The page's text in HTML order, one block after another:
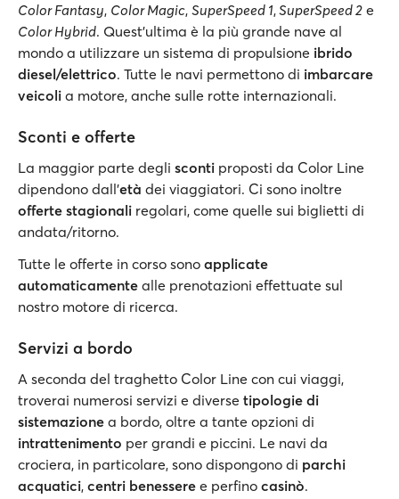
Color Fantasy, Color Magic, SuperSpeed 1,SuperSpeed 2 e
Color Hybrid. Quest'ultima è la più grande nave al
mondo a utilizzare un sistema di propulsione ibrido
diesel/elettrico. Tutte le navi permettono di imbarcare
veicoli a motore, anche sulle rotte internazionali.
Sconti e offerte
La maggior parte degli sconti proposti da Color Line
dipendono dall’età dei viaggiatori. Ci sono inoltre
offerte stagionali regolari, come quelle sui biglietti di
andata/ritorno.
Tutte le offerte in corso sono applicate
automaticamente alle prenotazioni effettuate sul
nostro motore di ricerca.
Servizi a bordo
A seconda del traghetto Color Line con cui viaggi,
troverai numerosi servizi e diverse tipologie di
sistemazione a bordo, oltre a tante opzioni di
intrattenimento per grandi e piccini. Le navi da
crociera, in particolare, sono dispongono di parchi
acquatici, centri benessere e perfino casinò.